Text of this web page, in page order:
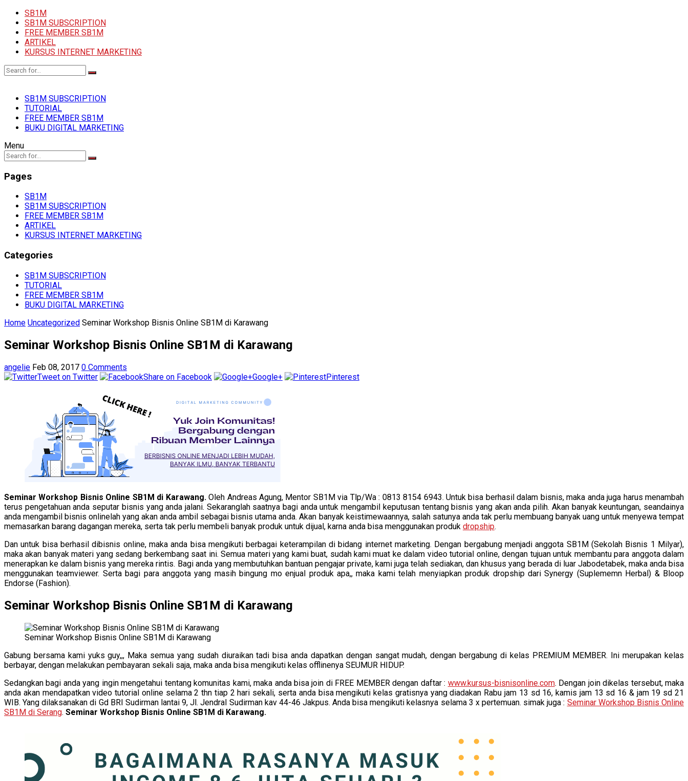
SB1M
SB1M SUBSCRIPTION
FREE MEMBER SB1M
ARTIKEL
KURSUS INTERNET MARKETING
SB1M SUBSCRIPTION
TUTORIAL
FREE MEMBER SB1M
BUKU DIGITAL MARKETING
Menu
Pages
SB1M
SB1M SUBSCRIPTION
FREE MEMBER SB1M
ARTIKEL
KURSUS INTERNET MARKETING
Categories
SB1M SUBSCRIPTION
TUTORIAL
FREE MEMBER SB1M
BUKU DIGITAL MARKETING
Home Uncategorized Seminar Workshop Bisnis Online SB1M di Karawang
Seminar Workshop Bisnis Online SB1M di Karawang
angelie Feb 08, 2017 0 Comments
Tweet on Twitter
Share on Facebook Google+ Pinterest
Seminar Workshop Bisnis Online SB1M di Karawang.Oleh Andreas Agung, Mentor SB1M via Tlp/Wa : 0813 8154 6943. Untuk bisa berhasil dalam bisnis, maka anda juga harus menambah
terus pengetahuan anda seputar bisnis yang anda jalani. Sekaranglah saatnya bagi anda untuk mengambil keputusan tentang bisnis yang akan anda pilih. Akan banyak keuntungan, seandainya
anda mengambil bisnis onlinelah yang akan anda ambil sebagai bisnis utama anda. Akan banyak keistimewaannya, salah satunya anda tak perlu membuang banyak uang untuk menyewa tempat
memasarkan barang dagangan mereka, serta tak perlu membeli banyak produk untuk dijual, karna anda bisa menggunakan produk dropship.
Dan untuk bisa berhasil dibisnis online, maka anda bisa mengikuti berbagai keterampilan di bidang internet marketing. Dengan bergabung menjadi anggota SB1M (Sekolah Bisnis 1 Milyar),
maka akan banyak materi yang sedang berkembang saat ini. Semua materi yang kami buat, sudah kami muat ke dalam video tutorial online, dengan tujuan untuk membantu para anggota dalam
menerapkan ke dalam bisnis yang mereka rintis. Bagi anda yang membutuhkan bantuan pengajar private, kami juga telah sediakan, dan khusus yang berada di luar Jabodetabek, maka anda bisa
menggunakan teamviewer. Serta bagi para anggota yang masih bingung mo enjual produk apa,, maka kami telah menyiapkan produk dropship dari Synergy (Suplememn Herbal) & Bloop
Endorse (Fashion).
Seminar Workshop Bisnis Online SB1M di Karawang
Seminar Workshop Bisnis Online SB1M di Karawang
Gabung bersama kami yuks guy,,, Maka semua yang sudah diuraikan tadi bisa anda dapatkan dengan sangat mudah, dengan bergabung di kelas PREMIUM MEMBER. Ini merupakan kelas
berbayar, dengan melakukan pembayaran sekali saja, maka anda bisa mengikuti kelas offlinenya SEUMUR HIDUP.
Sedangkan bagi anda yang ingin mengetahui tentang komunitas kami, maka anda bisa join di FREE MEMBER dengan daftar : www.kursus-bisnisonline.com. Dengan join dikelas tersebut, maka
anda akan mendapatkan video tutorial online selama 2 thn tiap 2 hari sekali, serta anda bisa mengikuti kelas gratisnya yang diadakan Rabu jam 13 sd 16, kamis jam 13 sd 16 & jam 19 sd 21
WIB. Yang dilaksanakan di Gd BRI Sudirman lantai 9, Jl. Jendral Sudirman kav 44-46 Jakpus. Anda bisa mengikuti kelasnya selama 3 x pertemuan. simak juga : Seminar Workshop Bisnis Online
SB1M di Serang. Seminar Workshop Bisnis Online SB1M di Karawang.